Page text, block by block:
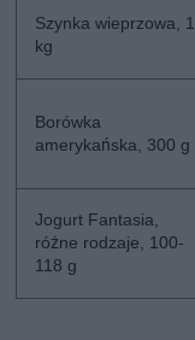
Szynka wieprzowa, 1
kg
Borówka
amerykańska, 300 g
Jogurt Fantasia,
różne rodzaje, 100-
118 g